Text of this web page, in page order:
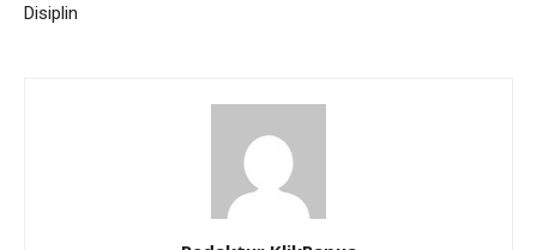
Disiplin